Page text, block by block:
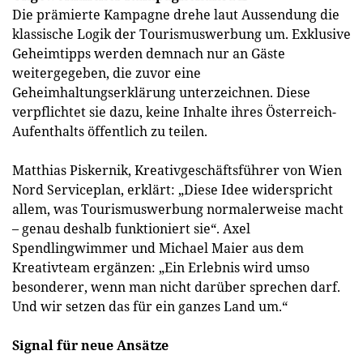
Die prämierte Kampagne drehe laut Aussendung die
klassische Logik der Tourismuswerbung um. Exklusive
Geheimtipps werden demnach nur an Gäste
weitergegeben, die zuvor eine
Geheimhaltungserklärung unterzeichnen. Diese
verpflichtet sie dazu, keine Inhalte ihres Österreich-
Aufenthalts öffentlich zu teilen.
Matthias Piskernik, Kreativgeschäftsführer von Wien
Nord Serviceplan, erklärt: „Diese Idee widerspricht
allem, was Tourismuswerbung normalerweise macht
– genau deshalb funktioniert sie“. Axel
Spendlingwimmer und Michael Maier aus dem
Kreativteam ergänzen: „Ein Erlebnis wird umso
besonderer, wenn man nicht darüber sprechen darf.
Und wir setzen das für ein ganzes Land um.“
Signal für neue Ansätze